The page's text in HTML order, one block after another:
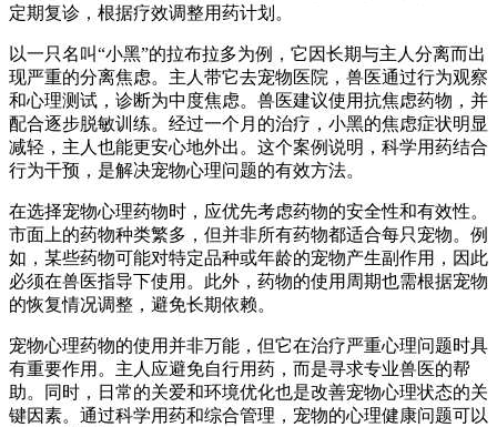
定期复诊，根据疗效调整用药计划。
以一只名叫“小黑”的拉布拉多为例，它因长期与主人分离而出
现严重的分离焦虑。主人带它去宠物医院，兽医通过行为观察
和心理测试，诊断为中度焦虑。兽医建议使用抗焦虑药物，并
配合逐步脱敏训练。经过一个月的治疗，小黑的焦虑症状明显
减轻，主人也能更安心地外出。这个案例说明，科学用药结合
行为干预，是解决宠物心理问题的有效方法。
在选择宠物心理药物时，应优先考虑药物的安全性和有效性。
市面上的药物种类繁多，但并非所有药物都适合每只宠物。例
如，某些药物可能对特定品种或年龄的宠物产生副作用，因此
必须在兽医指导下使用。此外，药物的使用周期也需根据宠物
的恢复情况调整，避免长期依赖。
宠物心理药物的使用并非万能，但它在治疗严重心理问题时具
有重要作用。主人应避免自行用药，而是寻求专业兽医的帮
助。同时，日常的关爱和环境优化也是改善宠物心理状态的关
键因素。通过科学用药和综合管理，宠物的心理健康问题可以